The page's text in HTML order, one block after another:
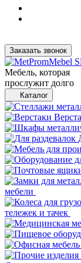
Заказать звонок
Мебель, которая
прослужит долго
Каталог
мебели
тележек и тачек